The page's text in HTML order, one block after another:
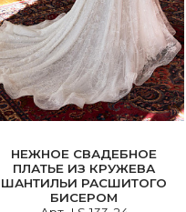
НЕЖНОЕ СВАДЕБНОЕ
ПЛАТЬЕ ИЗ КРУЖЕВА
ШАНТИЛЬИ РАСШИТОГО
БИСЕРОМ